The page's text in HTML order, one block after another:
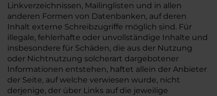
Linkverzeichnissen, Mailinglisten und in allen
anderen Formen von Datenbanken, auf deren
Inhalt externe Schreibzugriffe möglich sind. Für
illegale, fehlerhafte oder unvollständige Inhalte und
insbesondere für Schäden, die aus der Nutzung
oder Nichtnutzung solcherart dargebotener
Informationen entstehen, haftet allein der Anbieter
der Seite, auf welche verwiesen wurde, nicht
derjenige, der über Links auf die jeweilige